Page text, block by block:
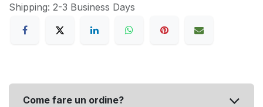
Shipping: 2-3 Business Days
Come fare un ordine?